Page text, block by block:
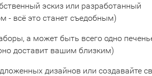
эскиз или разработанный
- всё это станет съедобным)
а может быть всего одно
доставит вашим близким)
дизайнов или создавайте